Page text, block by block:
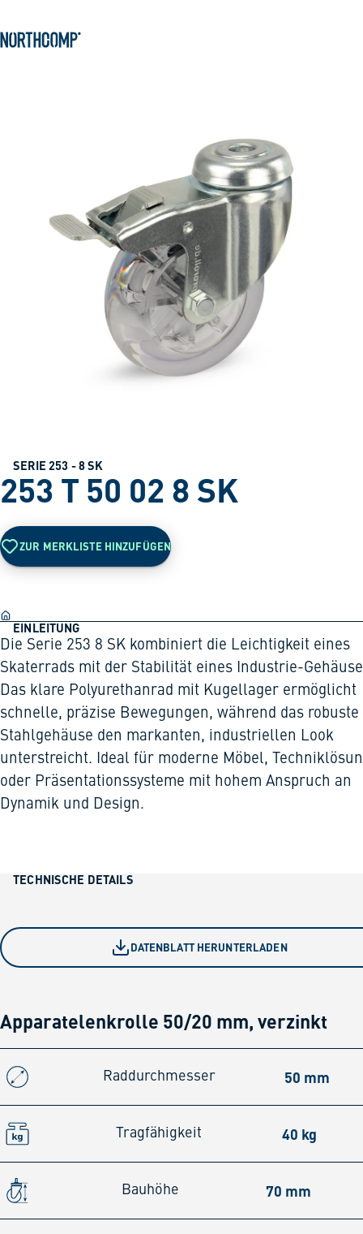
Zur Navigation springen
SERIE 253 - 8 SK
253 T 50 02 8 SK
ZUR MERKLISTE HINZUFÜGEN
EINLEITUNG
Die Serie 253 8 SK kombiniert die Leichtigkeit eines
Skaterrads mit der Stabilität eines Industrie-
Das klare Polyurethanrad mit Kugellager ermöglicht
schnelle, präzise Bewegungen, während das robuste
Stahlgehäuse den markanten, industriellen Look
unterstreicht. Ideal für moderne Möbel,
oder Präsentationssysteme mit hohem Anspruch an
Dynamik und Design.
TECHNISCHE DETAILS
DATENBLATT HERUNTERLADEN
Apparatelenkrolle 50/20 mm, verzinkt
Raddurchmesser 50 mm
Tragfähigkeit 40 kg
Bauhöhe 70 mm